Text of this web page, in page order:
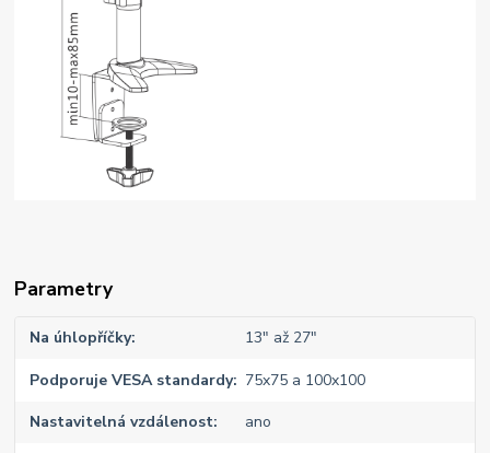
Parametry
Na úhlopříčky 13" až 27"
Podporuje VESA standardy 75x75 a 100x100
Nastavitelná vzdálenost ano